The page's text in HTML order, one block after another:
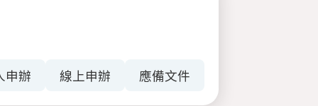
申辦 線上申辦 應備文件